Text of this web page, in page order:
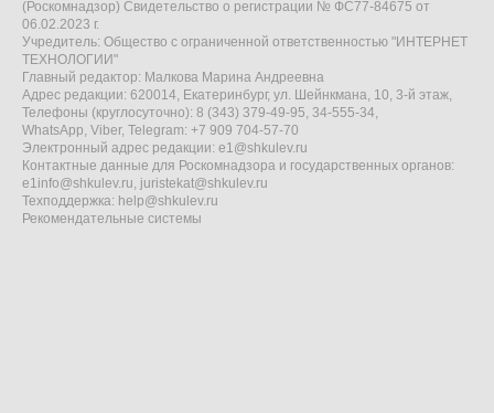
(Роскомнадзор) Свидетельство о регистрации № ФС77-84675 от
06.02.2023 г.
Учредитель: Общество с ограниченной ответственностью "ИНТЕРНЕТ
ТЕХНОЛОГИИ"
Главный редактор: Малкова Марина Андреевна
Адрес редакции: 620014, Екатеринбург, ул. Шейнкмана, 10, 3-й этаж,
Телефоны (круглосуточно): 8 (343) 379-49-95, 34-555-34,
WhatsApp, Viber, Telegram: +7 909 704-57-70
Электронный адрес редакции: e1@shkulev.ru
Контактные данные для Роскомнадзора и государственных органов:
e1info@shkulev.ru, juristekat@shkulev.ru
Техподдержка: help@shkulev.ru
Рекомендательные системы